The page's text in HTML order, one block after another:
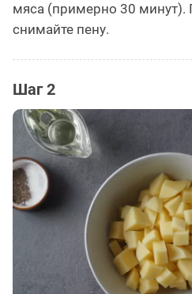
мяса (примерно 30 минут).
снимайте пену.
Шаг 2